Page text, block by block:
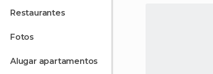
restaurantes
fotos
alugar apartamentos